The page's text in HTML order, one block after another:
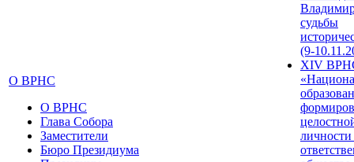
О ВРНС
О ВРНС
Глава Собора
Заместители
Бюро Президиума
судьбы
(9-
XIV